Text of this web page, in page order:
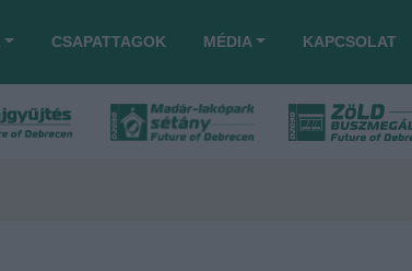
CSAPATTAGOK MÉDIA KAPCSOLAT